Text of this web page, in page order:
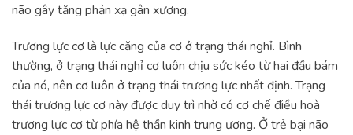
não gây tăng phản xạ gân xương.
Trương lực cơ là lực căng của cơ ở trạng thái nghỉ. Bình
thường, ở trạng thái nghỉ cơ luôn chịu sức kéo từ hai đầu bám
của nó, nên cơ luôn ở trạng thái trương lực nhất định. Trạng
thái trương lực cơ này được duy trì nhờ có cơ chế điều hoà
trương lực cơ từ phía hệ thần kinh trung ương. Ở trẻ bại não